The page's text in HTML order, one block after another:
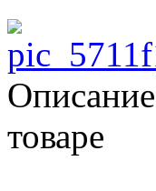
Описание
товаре